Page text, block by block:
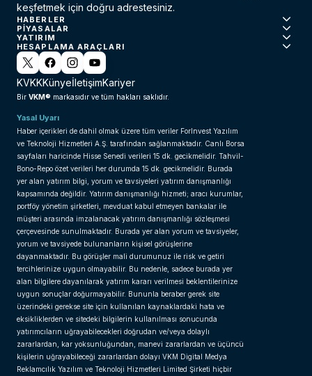
keşfetmek için doğru adrestesiniz.
HABERLER
PIYASALAR
YATIRIM
HESAPLAMA ARAÇLARI
KVKKKünyeİletişimKariyer
Bir VKM® markasıdır ve tüm hakları saklıdır.
Yasal Uyarı
Haber içerikleri de dahil olmak üzere tüm veriler ForInvest Yazılım
ve Teknoloji Hizmetleri A.Ş. tarafından sağlanmaktadır. Canlı Borsa
sayfaları haricinde Hisse Senedi verileri 15 dk. gecikmelidir. Tahvil-
Bono-Repo özet verileri her durumda 15 dk. gecikmelidir. Burada
yer alan yatırım bilgi, yorum ve tavsiyeleri yatırım danışmanlığı
kapsamında değildir. Yatırım danışmanlığı hizmeti; aracı kurumlar,
portföy yönetim şirketleri, mevduat kabul etmeyen bankalar ile
müşteri arasında imzalanacak yatırım danışmanlığı sözleşmesi
çerçevesinde sunulmaktadır. Burada yer alan yorum ve tavsiyeler,
yorum ve tavsiyede bulunanların kişisel görüşlerine
dayanmaktadır. Bu görüşler mali durumunuz ile risk ve getiri
tercihlerinize uygun olmayabilir. Bu nedenle, sadece burada yer
alan bilgilere dayanılarak yatırım kararı verilmesi beklentilerinize
uygun sonuçlar doğurmayabilir. Bununla beraber gerek site
üzerindeki gerekse site için kullanılan kaynaklardaki hata ve
eksikliklerden ve sitedeki bilgilerin kullanılması sonucunda
yatırımcıların uğrayabilecekleri doğrudan ve/veya dolaylı
zararlardan, kar yoksunluğundan, manevi zararlardan ve üçüncü
kişilerin uğrayabileceği zararlardan dolayı VKM Digital Medya
Reklamcılık Yazılım ve Teknoloji Hizmetleri Limited Şirketi hiçbir